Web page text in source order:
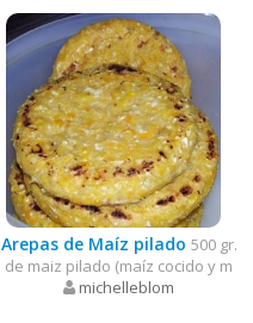
Arepas de Maíz pilado 500 gr.
de maiz pilado (maíz cocido y m
michelleblom